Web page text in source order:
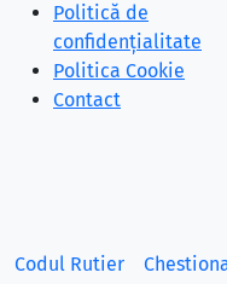
Politică de
confidențialitate
Politica Cookie
Contact
Codul Rutier